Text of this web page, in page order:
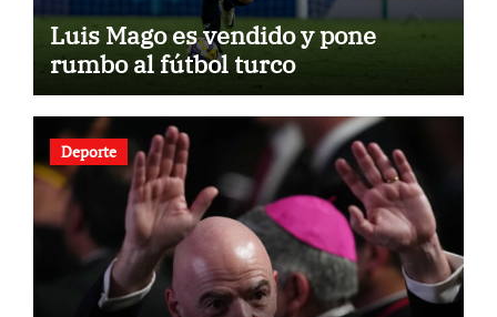
Luis Mago es vendido y pone
rumbo al fútbol turco
Deporte